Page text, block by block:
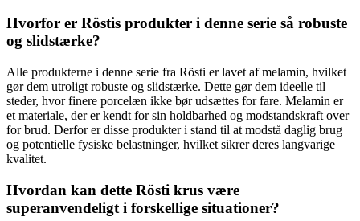
Hvorfor er Röstis produkter i denne serie så robuste
og slidstærke?
Alle produkterne i denne serie fra Rösti er lavet af melamin, hvilket
gør dem utroligt robuste og slidstærke. Dette gør dem ideelle til
steder, hvor finere porcelæn ikke bør udsættes for fare. Melamin er
et materiale, der er kendt for sin holdbarhed og modstandskraft over
for brud. Derfor er disse produkter i stand til at modstå daglig brug
og potentielle fysiske belastninger, hvilket sikrer deres langvarige
kvalitet.
Hvordan kan dette Rösti krus være
superanvendeligt i forskellige situationer?